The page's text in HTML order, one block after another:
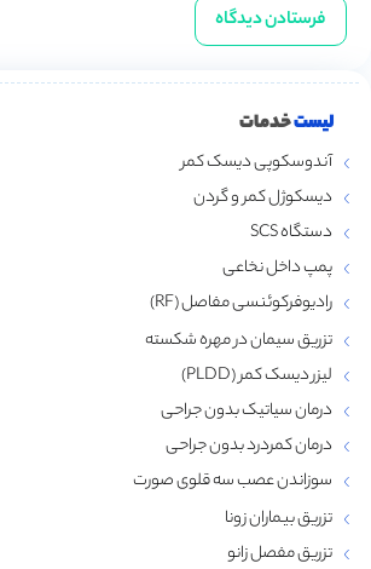
لیستخدمات
آندوسکوپی دیسک کمر
دیسکوژل کمر و گردن
دستگاه SCS
پمپ داخل نخاعی
رادیوفرکوئنسی مفاصل (RF)
تزریق سیمان در مهره شکسته
لیزر دیسک کمر (PLDD)
درمان سیاتیک بدون جراحی
درمان کمردرد بدون جراحی
سوزاندن عصب سه قلوی صورت
تزریق بیماران زونا
تزریق مفصل زانو